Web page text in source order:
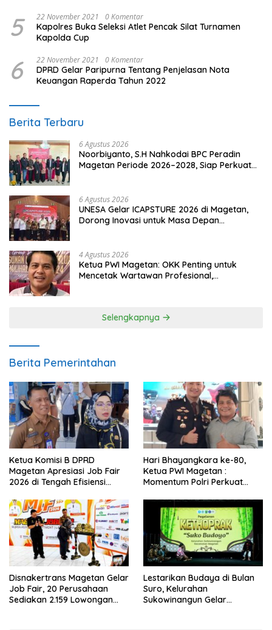
5 22 November 2021 0 Komentar
Kapolres Buka Seleksi Atlet Pencak Silat Turnamen
Kapolda Cup
6 22 November 2021 0 Komentar
DPRD Gelar Paripurna Tentang Penjelasan Nota
Keuangan Raperda Tahun 2022
Berita Terbaru
6 Agustus 2026
Noorbiyanto, S.H Nahkodai BPC Peradin
Magetan Periode 2026–2028, Siap Perkuat
6 Agustus 2026
UNESA Gelar ICAPSTURE 2026 di Magetan,
Dorong Inovasi untuk Masa Depan
4 Agustus 2026
Ketua PWI Magetan: OKK Penting untuk
Mencetak Wartawan Profesional,
Selengkapnya
Berita Pemerintahan
Ketua Komisi B DPRD
Magetan Apresiasi Job Fair
2026 di Tengah Efisiensi
Hari Bhayangkara ke-80,
Ketua PWI Magetan :
Momentum Polri Perkuat
Disnakertrans Magetan Gelar
Job Fair, 20 Perusahaan
Sediakan 2.159 Lowongan
Lestarikan Budaya di Bulan
Suro, Kelurahan
Sukowinangun Gelar